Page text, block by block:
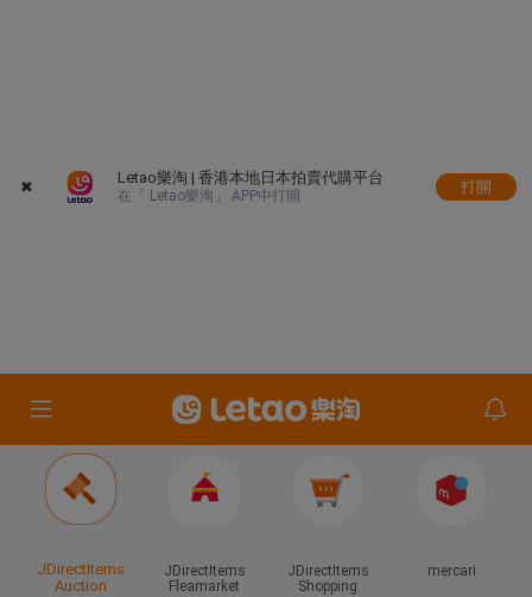
✖
Letao樂淘 | 香港本地日本拍賣代購平台
在「 Letao樂淘」 APP中打開
打開
JDirectItems
Auction
JDirectItems
Fleamarket
JDirectItems
Shopping
mercari